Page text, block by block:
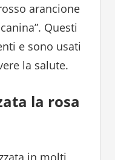
arancione
Questi
e sono usati
la salute.
la rosa
in molti